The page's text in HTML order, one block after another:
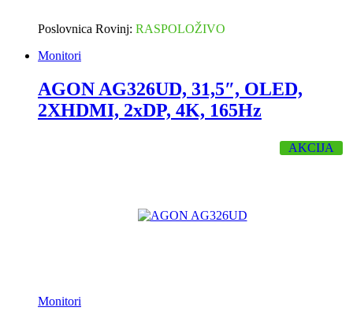
Poslovnica Rovinj: RASPOLOŽIVO
Monitori
AGON AG326UD, 31,5″, OLED,
2XHDMI, 2xDP, 4K, 165Hz
AKCIJA
Monitori